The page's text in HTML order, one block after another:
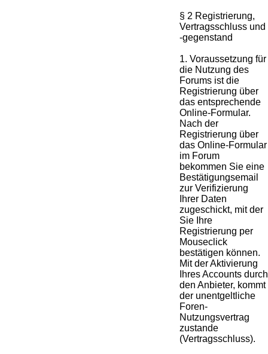
§ 2 Registrierung,
Vertragsschluss und
-gegenstand
1. Voraussetzung für
die Nutzung des
Forums ist die
Registrierung über
das entsprechende
Online-Formular.
Nach der
Registrierung über
das Online-Formular
im Forum
bekommen Sie eine
Bestätigungsemail
zur Verifizierung
Ihrer Daten
zugeschickt, mit der
Sie Ihre
Registrierung per
Mouseclick
bestätigen können.
Mit der Aktivierung
Ihres Accounts durch
den Anbieter, kommt
der unentgeltliche
Foren-
Nutzungsvertrag
zustande
(Vertragsschluss).